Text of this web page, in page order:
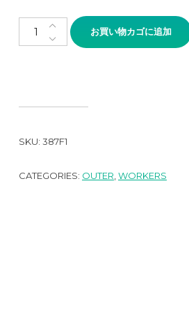
WORKERS Mountain Shirt
お買い物カゴに追加
SKU: 387F1
CATEGORIES: OUTER WORKERS